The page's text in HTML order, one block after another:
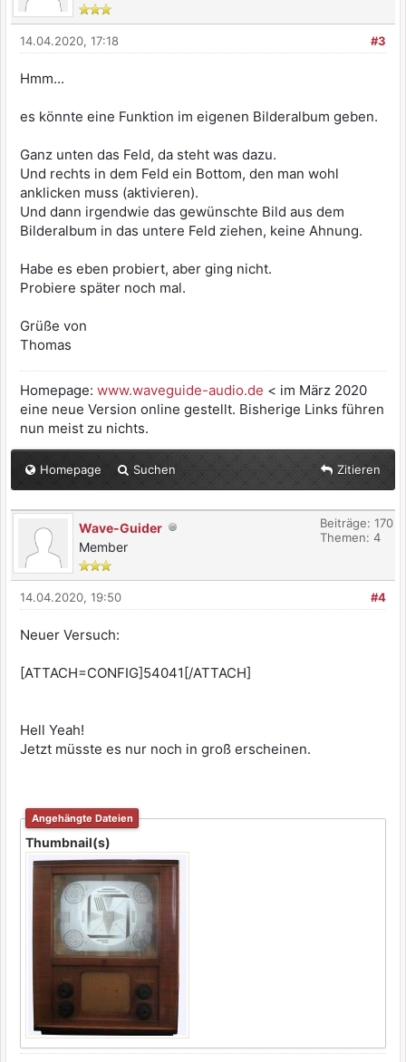
#3
14.04.2020, 17:18
Hmm...
es könnte eine Funktion im eigenen Bilderalbum geben.
Ganz unten das Feld, da steht was dazu.
Und rechts in dem Feld ein Bottom, den man wohl
anklicken muss (aktivieren).
Und dann irgendwie das gewünschte Bild aus dem
Bilderalbum in das untere Feld ziehen, keine Ahnung.
Habe es eben probiert, aber ging nicht.
Probiere später noch mal.
Grüße von
Thomas
Homepage: www.waveguide-audio.de < im März 2020
eine neue Version online gestellt. Bisherige Links führen
nun meist zu nichts.
Homepage Suchen Zitieren
Wave-Guider
Member
Beiträge: 170
Themen: 4
#4
14.04.2020, 19:50
Neuer Versuch:
[ATTACH=CONFIG]54041[/ATTACH]
Hell Yeah!
Jetzt müsste es nur noch in groß erscheinen.
Angehängte Dateien
Thumbnail(s)